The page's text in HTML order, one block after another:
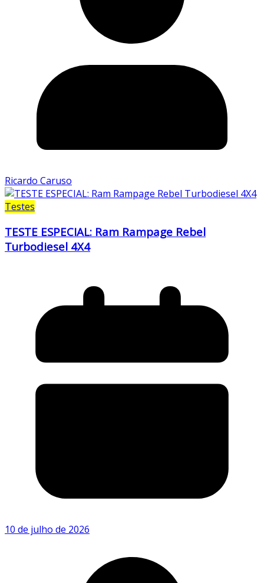
Ricardo Caruso
Testes
TESTE ESPECIAL: Ram Rampage Rebel
Turbodiesel 4X4
10 de julho de 2026